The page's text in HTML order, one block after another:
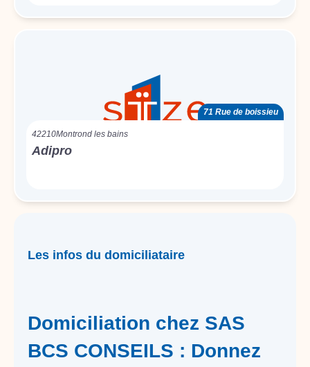
71 Rue de boissieu
42210Montrond les bains
Adipro
Les infos du domiciliataire
Domiciliation chez SAS
BCS CONSEILS : Donnez